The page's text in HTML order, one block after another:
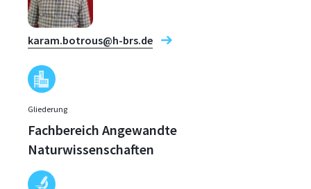
karam.botrous@h-brs.de
Gliederung
Fachbereich Angewandte
Naturwissenschaften